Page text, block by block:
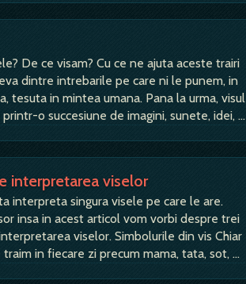
De ce visam? Cu ce ne ajuta aceste trairi
dintre intrebarile pe care ni le punem, in
tesuta in mintea umana. Pana la urma, visul
o succesiune de imagini, sunete, idei, …
interpretarea viselor
interpreta singura visele pe care le are.
insa in acest articol vom vorbi despre trei
viselor. Simbolurile din vis Chiar
in fiecare zi precum mama, tata, sot, …